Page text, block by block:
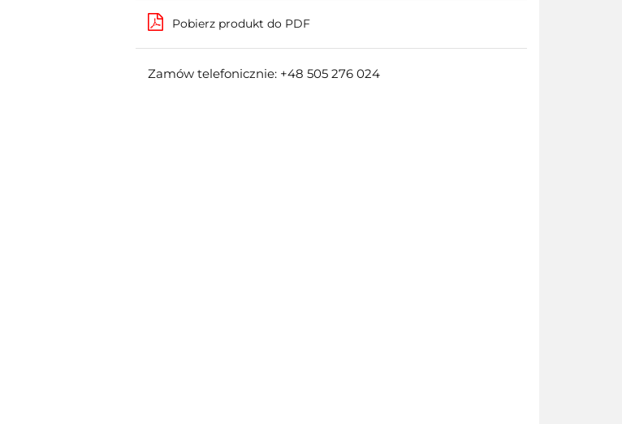
Pobierz produkt do PDF
Zamów telefonicznie: +48 505 276 024